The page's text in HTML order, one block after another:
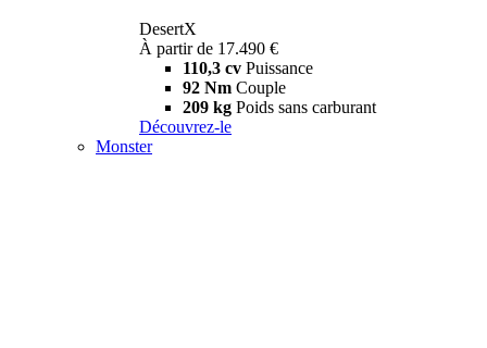
DesertX
À partir de 17.490 €
110,3 cv Puissance
92 Nm Couple
209 kg Poids sans carburant
Découvrez-le
Monster